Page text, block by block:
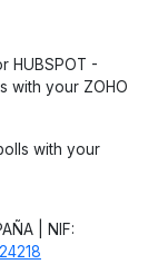
HUBSPOT -
with your ZOHO
with your
| NIF: